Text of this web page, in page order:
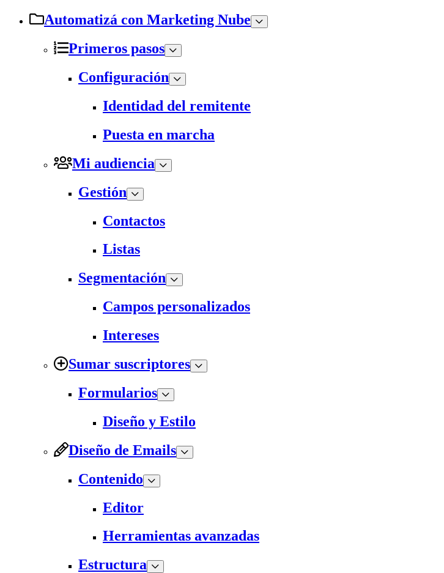
Automatizá con Marketing Nube
Primeros pasos
Configuración
Identidad del remitente
Puesta en marcha
Mi audiencia
Gestión
Contactos
Listas
Segmentación
Campos personalizados
Intereses
Sumar suscriptores
Formularios
Diseño y Estilo
Diseño de Emails
Contenido
Editor
Herramientas avanzadas
Estructura